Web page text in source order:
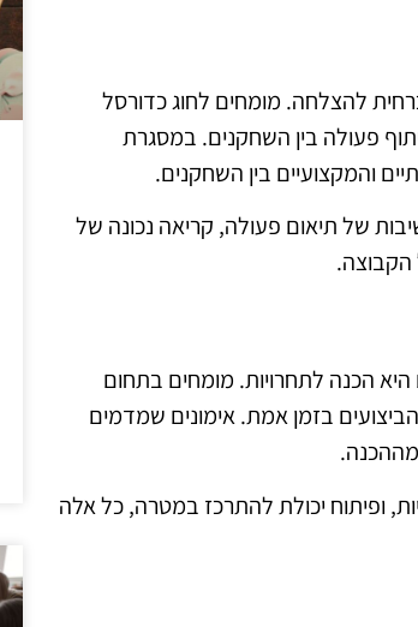
להצלחה. מומחים לחוג כדורסל
פעולה בין השחקנים. במסגרת
והמקצועיים בין השחקנים.
של תיאום פעולה, קריאה נכונה של
הקבוצה.
הכנה לתחרויות. מומחים בתחום
בזמן אמת. אימונים שמדמים
מההכנה.
ופיתוח יכולת להתרכז במטרה, כל אלה